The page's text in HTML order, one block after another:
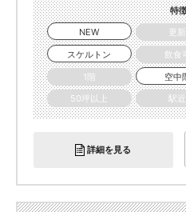
特
NEW
更新
スケルトン
飲食可
1階
空中
50坪以上
駅近
詳細を見る